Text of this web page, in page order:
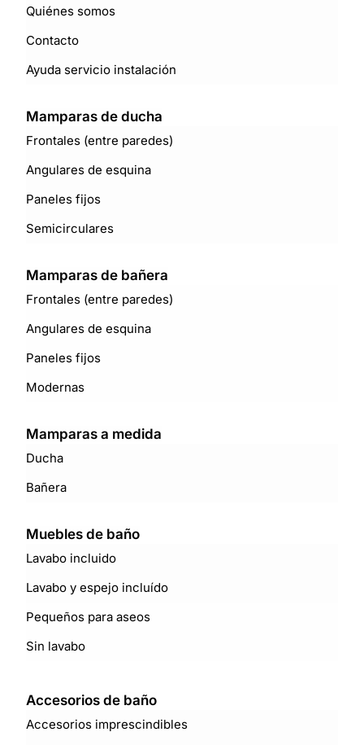
Quiénes somos
Contacto
Ayuda servicio instalación
Mamparas de ducha
Frontales (entre paredes)
Angulares de esquina
Paneles fijos
Semicirculares
Mamparas de bañera
Frontales (entre paredes)
Angulares de esquina
Paneles fijos
Modernas
Mamparas a medida
Ducha
Bañera
Muebles de baño
Lavabo incluido
Lavabo y espejo incluído
Pequeños para aseos
Sin lavabo
Accesorios de baño
Accesorios imprescindibles